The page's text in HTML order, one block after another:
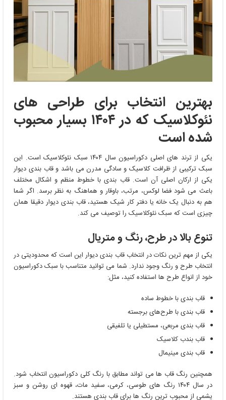
بهترین انتخاب برای طراحی ‌های
نئوکلاسیک که در۱۴۰۴ بسیار محبوب
شده است
یکی از ترند های اصلی دکوراسیون سال ۱۴۰۴ سبک نئوکلاسیک است. این
سبک ترکیبی از ظرافت کلاسیک و سادگی مدرن می ‌باشد و قاب بندی دیوار
یکی از ارکان اصلی آن است. قاب بندی با خطوط منظم و اشکال مختلف
باعث می ‌شود فضا لوکس، مرتب، باوقار و هماهنگ به نظر برسد. اگر شما
هم به دنبال یک خانه یا دفتر کار شیک هستید، قاب بندی دیوار دقیقا همان
چیزی است که سبک نئوکلاسیک را توصیف می کند.
تنوع بالا در طرح، رنگ و متریال
یکی از مهم ‌ترین نکات در انتخاب قاب بندی دیوار این است که محدودیتی در
انتخاب طرح و رنگ وجود ندارد. شما می ‌توانید متناسب با سبک دکوراسیون
خود از انواع طرح‌ ها استفاده کنید، مثل:
قاب بندی با خطوط ساده
قاب بندی با طرح‌های برجسته
قاب بندی مربعی، مستطیلی یا تلفیقی
قاب بندب کلاسیک
قاب بندی مینیمال
همچنین رنگ قاب ‌ها می ‌تواند مطابق با رنگ کلی دکوراسیون انتخاب شود.
در سال ۱۴۰۴ رنگ ‌های طوسی، کرمی، سفید مات، قهوه ای روشن و سبز
یشمی از محبوب ‌ترین رنگ‌ ها برای قاب بندی هستند.